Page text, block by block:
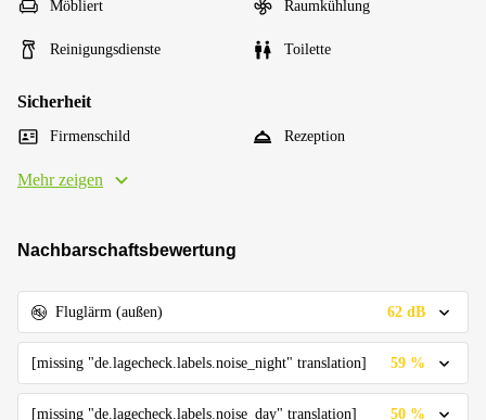
Möbliert Raumkühlung
Reinigungsdienste Toilette
Sicherheit
Firmenschild Rezeption
Mehr zeigen
Nachbarschaftsbewertung
Fluglärm (außen) 62 dB
[missing "de.lagecheck.labels.noise_night" translation] 59 %
[missing "de.lagecheck.labels.noise_day" translation] 50 %